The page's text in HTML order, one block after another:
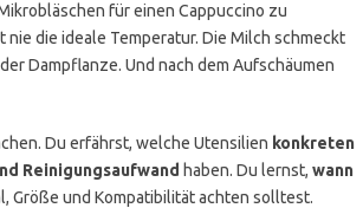
für einen Cappuccino zu
die ideale Temperatur. Die Milch schmeckt
Dampflanze. Und nach dem Aufschäumen
Du erfährst, welche Utensilien konkreten
Reinigungsaufwand haben. Du lernst, wann
Größe und Kompatibilität achten solltest.